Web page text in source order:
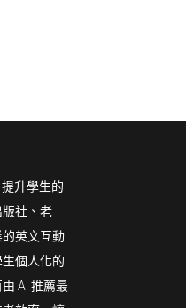
提升學生的
社、老
英文互動
個人化的
AI 推薦最